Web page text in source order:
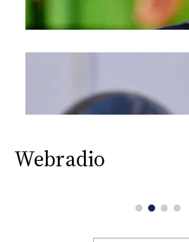
Webradio